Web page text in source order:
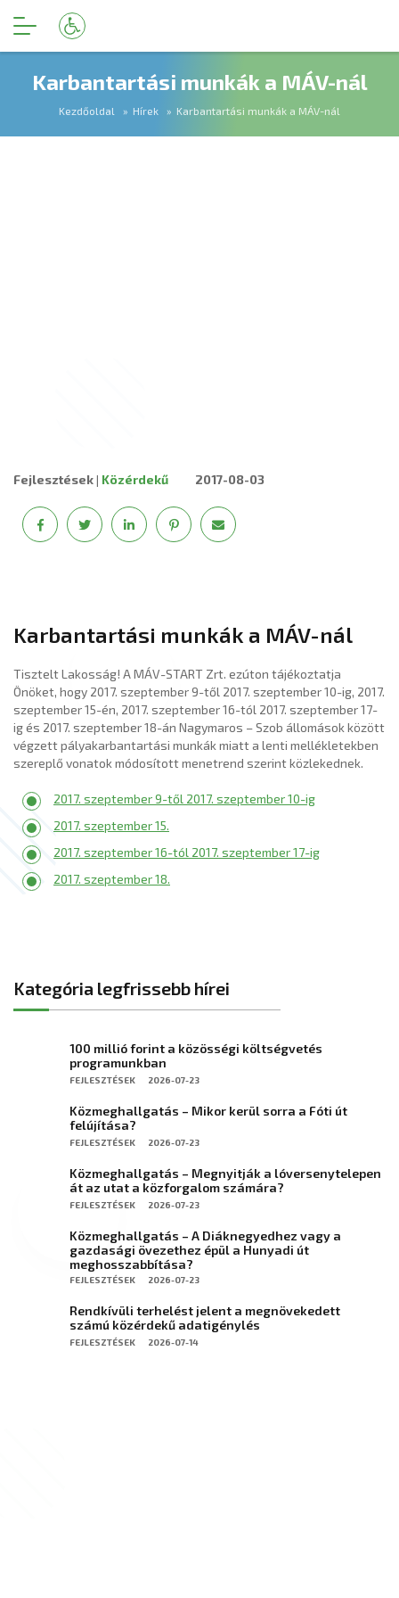
Karbantartási munkák a MÁV-nál
Kezdőoldal Hírek Karbantartási munkák a MÁV-nál
Fejlesztések| Közérdekű 2017-08-03
Karbantartási munkák a MÁV-nál
Tisztelt Lakosság! A MÁV-START Zrt. ezúton tájékoztatja
Önöket, hogy 2017. szeptember 9-től 2017. szeptember 10-ig, 2017.
szeptember 15-én, 2017. szeptember 16-tól 2017. szeptember 17-
ig és 2017. szeptember 18-án Nagymaros – Szob állomások között
végzett pályakarbantartási munkák miatt a lenti mellékletekben
szereplő vonatok módosított menetrend szerint közlekednek.
2017. szeptember 9-től 2017. szeptember 10-ig
2017. szeptember 15.
2017. szeptember 16-tól 2017. szeptember 17-ig
2017. szeptember 18.
Kategória legfrissebb hírei
100 millió forint a közösségi költségvetés
programunkban
FEJLESZTÉSEK 2026-07-23
Közmeghallgatás – Mikor kerül sorra a Fóti út
felújítása?
FEJLESZTÉSEK 2026-07-23
Közmeghallgatás – Megnyitják a lóversenytelepen
át az utat a közforgalom számára?
FEJLESZTÉSEK 2026-07-23
Közmeghallgatás – A Diáknegyedhez vagy a
gazdasági övezethez épül a Hunyadi út
meghosszabbítása?
FEJLESZTÉSEK 2026-07-23
Rendkívüli terhelést jelent a megnövekedett
számú közérdekű adatigénylés
FEJLESZTÉSEK 2026-07-14